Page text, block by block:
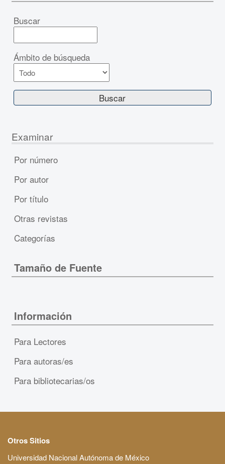
Buscar
Ámbito de búsqueda
Examinar
Por número
Por autor
Por título
Otras revistas
Categorías
Tamaño de Fuente
Información
Para Lectores
Para autoras/es
Para bibliotecarias/os
Otros Sitios
Universidad Nacional Autónoma de México